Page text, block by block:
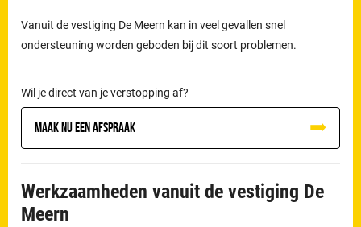
Vanuit de vestiging De Meern kan in veel gevallen snel
ondersteuning worden geboden bij dit soort problemen.
Wil je direct van je verstopping af?
Maak nu een afspraak
Werkzaamheden vanuit de vestiging De
Meern